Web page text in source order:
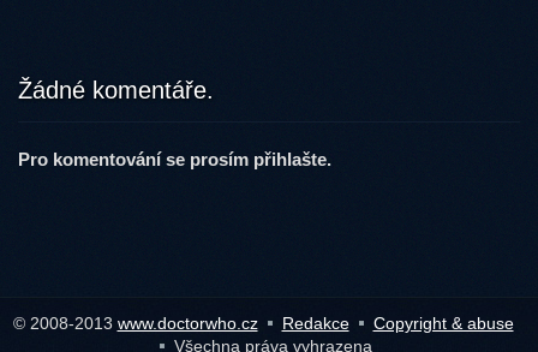
Žádné komentáře.
Pro komentování se prosím přihlašte.
© 2008-2013 www.doctorwho.cz Redakce
Copyright & abuse
Všechna práva vyhrazena